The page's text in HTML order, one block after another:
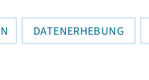
DATENERHEBUNG